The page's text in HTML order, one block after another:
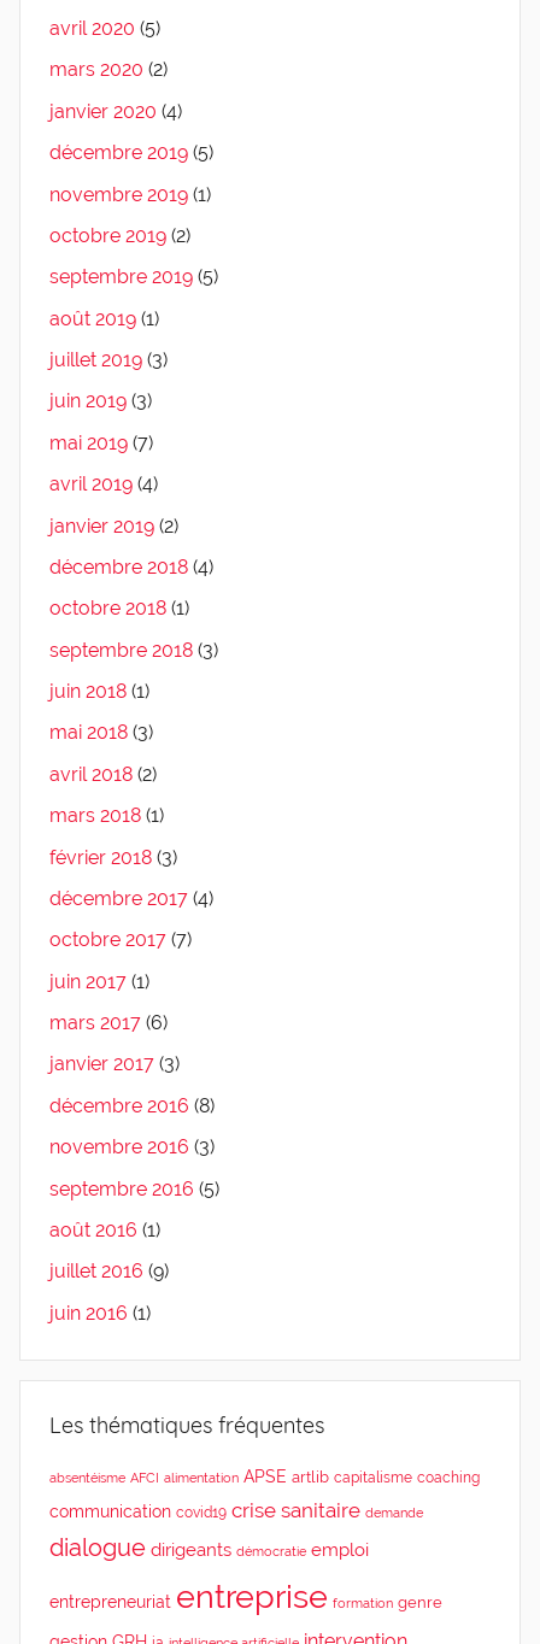
avril 2020 (5)
mars 2020 (2)
janvier 2020 (4)
décembre 2019 (5)
novembre 2019 (1)
octobre 2019 (2)
septembre 2019 (5)
août 2019 (1)
juillet 2019 (3)
juin 2019 (3)
mai 2019 (7)
avril 2019 (4)
janvier 2019 (2)
décembre 2018 (4)
octobre 2018 (1)
septembre 2018 (3)
juin 2018 (1)
mai 2018 (3)
avril 2018 (2)
mars 2018 (1)
février 2018 (3)
décembre 2017 (4)
octobre 2017 (7)
juin 2017 (1)
mars 2017 (6)
janvier 2017 (3)
décembre 2016 (8)
novembre 2016 (3)
septembre 2016 (5)
août 2016 (1)
juillet 2016 (9)
juin 2016 (1)
Les thématiques fréquentes
absentéisme AFCI alimentation APSE artlib capitalisme coaching
communication covid19 crise sanitaire demande
dialogue dirigeants démocratie emploi
entrepreneuriat entreprise formation genre